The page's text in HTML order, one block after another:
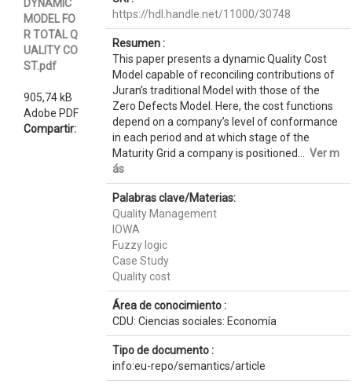
DYNAMIC
MODEL FO
R TOTAL Q
UALITY CO
ST.pdf
905,74 kB
Adobe PDF
Compartir:
https://hdl.handle.net/11000/30748
Resumen :
This paper presents a dynamic Quality Cost
Model capable of reconciling contributions of
Juran’s traditional Model with those of the
Zero Defects Model. Here, the cost functions
depend on a company’s level of conformance
in each period and at which stage of the
Maturity Grid a company is positioned... Ver m
ás
Palabras clave/Materias:
Quality Management
IOWA
Fuzzy logic
Case Study
Quality cost
Área de conocimiento :
CDU: Ciencias sociales: Economía
Tipo de documento :
info:eu-repo/semantics/article